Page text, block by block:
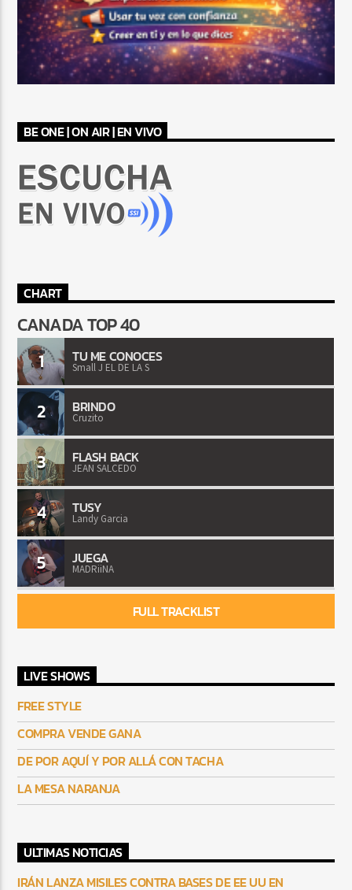
BE ONE | ON AIR | EN VIVO
CHART
CANADA TOP 40
1 TU ME CONOCES
Small J EL DE LA S
2 BRINDO
Cruzito
3 FLASH BACK
JEAN SALCEDO
4 TUSY
Landy Garcia
5 JUEGA
MADRiiNA
FULL TRACKLIST
LIVE SHOWS
FREE STYLE
COMPRA VENDE GANA
DE POR AQUÍ Y POR ALLÁ CON TACHA
LA MESA NARANJA
ULTIMAS NOTICIAS
IRÁN LANZA MISILES CONTRA BASES DE EE UU EN